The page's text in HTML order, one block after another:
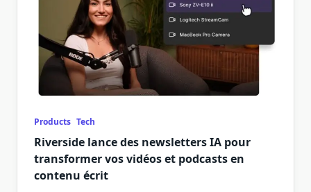
Products Tech
Riverside lance des newsletters IA pour
transformer vos vidéos et podcasts en
contenu écrit